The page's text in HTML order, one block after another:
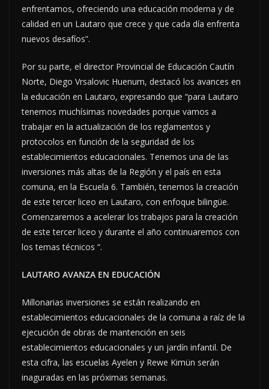
enfrentamos, ofreciendo una educación moderna y de
calidad en un Lautaro que crece y que cada día enfrenta
nuevos desafíos”.
Por su parte, el director Provincial de Educación Cautín
Norte, Diego Vrsalovic Huenum, destacó los avances en
la educación en Lautaro, expresando que “para Lautaro
tenemos muchísimas novedades porque vamos a
trabajar en la actualización de los reglamentos y
protocolos en función de la seguridad de los
establecimientos educacionales. Tenemos una de las
inversiones más altas de la Región y el país en esta
comuna, en la Escuela 6. También, tenemos la creación
de este tercer liceo en Lautaro, con enfoque bilingüe.
Comenzaremos a acelerar los trabajos para la creación
de este tercer liceo y durante el año continuaremos con
los temas técnicos “.
LAUTARO AVANZA EN EDUCACIÓN
Millonarias inversiones se están realizando en
establecimientos educacionales de la comuna a raíz de la
ejecución de obras de mantención en seis
establecimientos educacionales y un jardín infantil. De
esta cifra, las escuelas Ayelen y Rewe Kimün serán
inaguradas en las próximas semanas.